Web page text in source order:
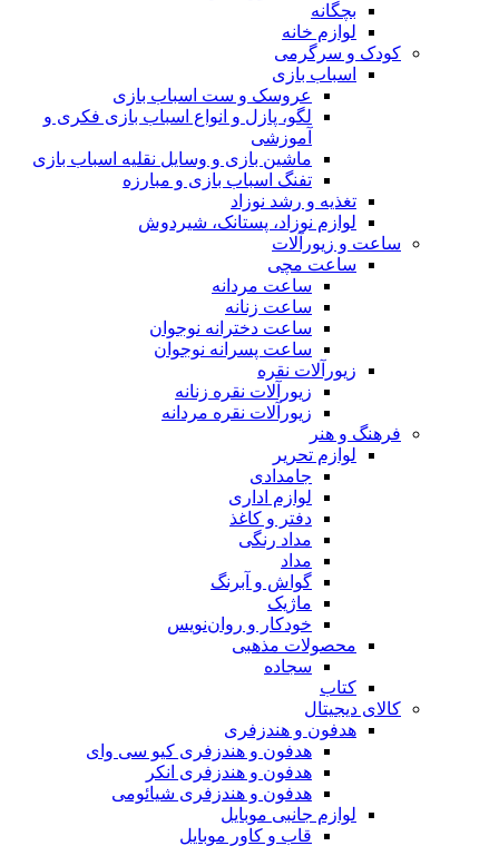
بچگانه
لوازم خانه
کودک و سرگرمی
اسباب بازی
عروسک و ست اسباب بازی
لگو، پازل و انواع اسباب بازی فکری و
آموزشی
ماشین بازی و وسایل نقلیه اسباب بازی
تفنگ اسباب بازی و مبارزه
تغذیه و رشد نوزاد
لوازم نوزاد، پستانک، شیردوش
ساعت و زیور‌آلات
ساعت مچی
ساعت مردانه
ساعت زنانه
ساعت دخترانه نوجوان
ساعت پسرانه نوجوان
زیورآلات نقره
زیورآلات نقره زنانه
زیورآلات نقره مردانه
فرهنگ و هنر
لوازم تحریر
جامدادی
لوازم اداری
دفتر و کاغذ
مداد رنگی
مداد
گواش و آبرنگ
ماژیک
خودکار و روان‌نویس
محصولات مذهبی
سجاده
کتاب
کالای دیجیتال
هدفون و هندزفری
هدفون و هندزفری کیو سی وای
هدفون و هندزفری انکر
هدفون و هندزفری شیائومی
لوازم جانبی موبایل
قاب و کاور موبایل